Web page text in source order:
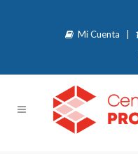
Mi Cuenta